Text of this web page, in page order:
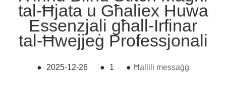
tal-Ħjata u Għaliex Huwa
Essenzjali għall-Irfinar
tal-Ħwejjeġ Professjonali
● 2025-12-26 ● 1 ● Ħallili messaġġ